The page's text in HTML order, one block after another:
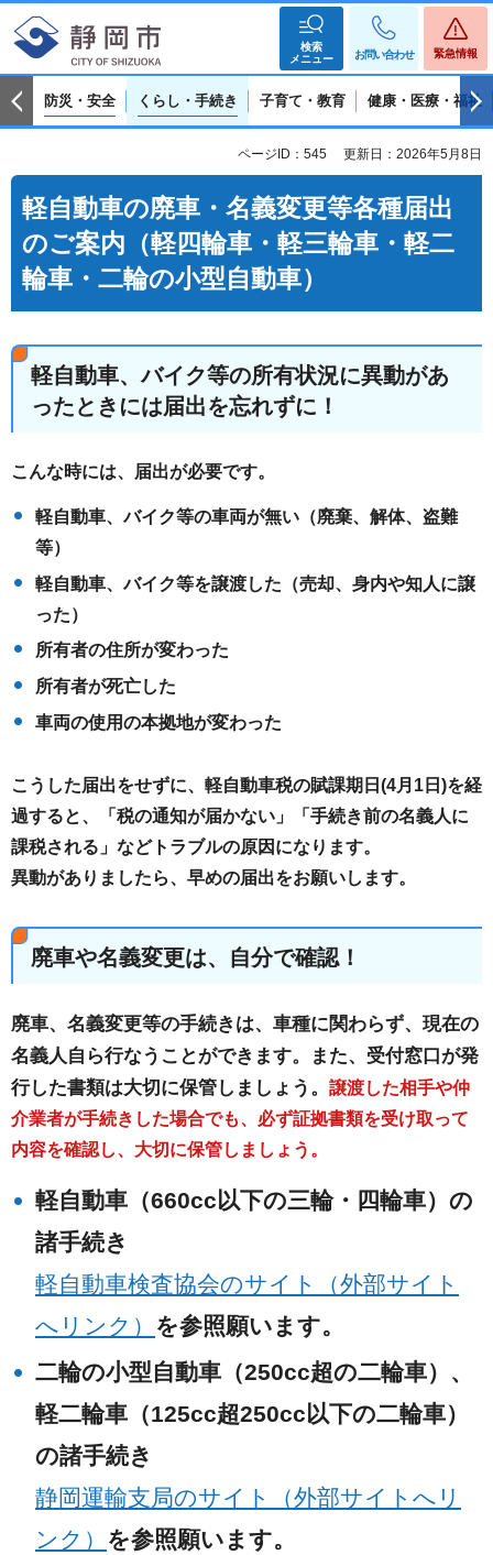
検索
メニュー
お問い合わせ 緊急情報
防災・安全 くらし・手続き 子育て・教育 健康・医療・福祉
ページID：545 更新日：2026年5月8日
軽自動車の廃車・名義変更等各種届出
のご案内（軽四輪車・軽三輪車・軽二
輪車・二輪の小型自動車）
軽自動車、バイク等の所有状況に異動があ
ったときには届出を忘れずに！
こんな時には、届出が必要です。
軽自動車、バイク等の車両が無い（廃棄、解体、盗難
等）
軽自動車、バイク等を譲渡した（売却、身内や知人に譲
った）
所有者の住所が変わった
所有者が死亡した
車両の使用の本拠地が変わった
こうした届出をせずに、軽自動車税の賦課期日(4月1日)を経
過すると、「税の通知が届かない」「手続き前の名義人に
課税される」などトラブルの原因になります。
異動がありましたら、早めの届出をお願いします。
廃車や名義変更は、自分で確認！
廃車、名義変更等の手続きは、車種に関わらず、現在の
名義人自ら行なうことができます。また、受付窓口が発
行した書類は大切に保管しましょう。 譲渡した相手や仲
介業者が手続きした場合でも、必ず証拠書類を受け取って
内容を確認し、大切に保管しましょう。
軽自動車（660cc以下の三輪・四輪車）の
諸手続き
軽自動車検査協会のサイト（外部サイト
へリンク） を参照願います。
二輪の小型自動車（250cc超の二輪車）、
軽二輪車（125cc超250cc以下の二輪車）
の諸手続き
静岡運輸支局のサイト（外部サイトへリ
ンク） を参照願います。